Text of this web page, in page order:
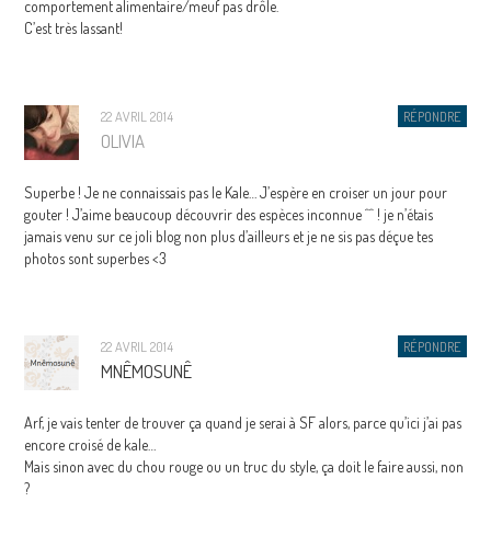
comportement alimentaire/meuf pas drôle.
C’est très lassant!
RÉPONDRE
22 AVRIL 2014
OLIVIA
Superbe ! Je ne connaissais pas le Kale… J’espère en croiser un jour pour
gouter ! J’aime beaucoup découvrir des espèces inconnue ^^ ! je n’étais
jamais venu sur ce joli blog non plus d’ailleurs et je ne sis pas déçue tes
photos sont superbes <3
RÉPONDRE
22 AVRIL 2014
MNÊMOSUNÊ
Arf, je vais tenter de trouver ça quand je serai à SF alors, parce qu’ici j’ai pas
encore croisé de kale…
Mais sinon avec du chou rouge ou un truc du style, ça doit le faire aussi, non
?